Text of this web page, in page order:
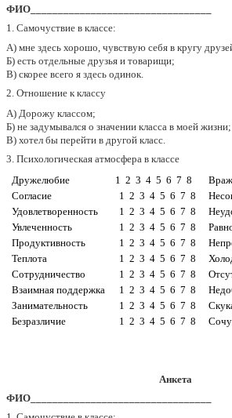
ФИО_________________________________
1. Самочуствие в классе:
А) мне здесь хорошо, чувствую себя в кругу
Б) есть отдельные друзья и товарищи;
В) скорее всего я здесь одинок.
2. Отношение к классу
А) Дорожу классом;
Б) не задумывался о значении класса в моей жизни;
В) хотел бы перейти в другой класс.
3. Психологическая атмосфера в классе
Дружелюбие
1 2 3 4 5 6 7 8
Согласие
1 2 3 4 5 6 7 8
Удовлетворенность
1 2 3 4 5 6 7 8
Увлеченность
1 2 3 4 5 6 7 8
Продуктивность
1 2 3 4 5 6 7 8
Теплота
1 2 3 4 5 6 7 8
Сотрудничество
1 2 3 4 5 6 7 8
Взаимная поддержка
1 2 3 4 5 6 7 8
Занимательность
1 2 3 4 5 6 7 8
Безразличие
1 2 3 4 5 6 7 8
Анкета
ФИО_________________________________